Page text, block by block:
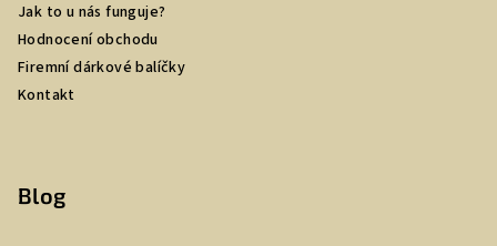
Jak to u nás funguje?
Hodnocení obchodu
Firemní dárkové balíčky
Kontakt
Blog